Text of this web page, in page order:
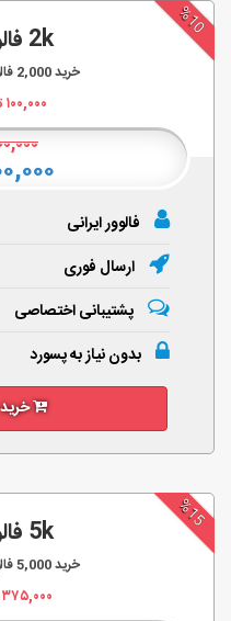
%10
2k فالوور ایرانی
خرید2,000
۱۰۰,۰۰۰
۹۰۰,۰۰۰
فالوور ایرانی
ارسال فوری
پشتیبانی اختصاصی
بدون نیاز به پسورد
خرید
%15
5k فالوور ایرانی
خرید5,000
۳۷۵,۰۰۰